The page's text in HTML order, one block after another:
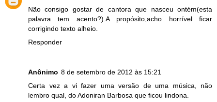
Não consigo gostar de cantora que nasceu ontém(esta
palavra tem acento?).A propósito,acho horrível ficar
corrigindo texto alheio.
Responder
Anônimo 8 de setembro de 2012 às 15:21
Certa vez a vi fazer uma versão de uma música, não
lembro qual, do Adoniran Barbosa que ficou lindona.